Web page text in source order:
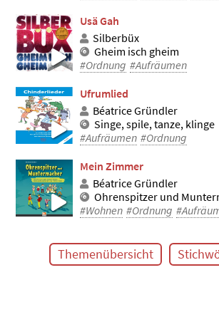
Usä Gah
Silberbüx
Gheim isch gheim
#Ordnung #Aufräumen
Ufrumlied
Béatrice Gründler
Singe, spile, tanze, klinge
#Aufräumen #Ordnung
Mein Zimmer
Béatrice Gründler
Ohrenspitzer und
#Wohnen #Ordnung
Themenübersicht